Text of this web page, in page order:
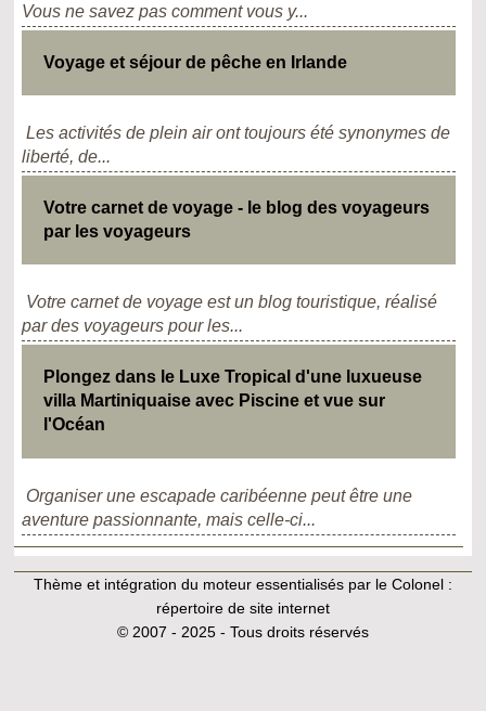
Vous ne savez pas comment vous y...
Voyage et séjour de pêche en Irlande
Les activités de plein air ont toujours été synonymes de
liberté, de...
Votre carnet de voyage - le blog des voyageurs
par les voyageurs
Votre carnet de voyage est un blog touristique, réalisé
par des voyageurs pour les...
Plongez dans le Luxe Tropical d'une luxueuse
villa Martiniquaise avec Piscine et vue sur
l'Océan
Organiser une escapade caribéenne peut être une
aventure passionnante, mais celle-ci...
Thème et intégration du moteur essentialisés par le Colonel :
répertoire de site internet
© 2007 - 2025 - Tous droits réservés